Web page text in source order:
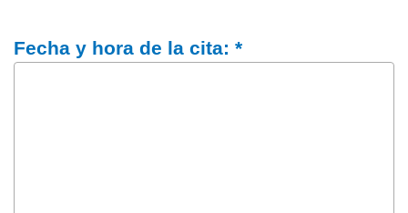
Fecha y hora de la cita: *